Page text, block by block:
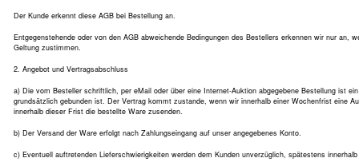
Der Kunde erkennt diese AGB bei Bestellung an.
Entgegenstehende oder von den AGB abweichende Bedingungen des Bestellers erkennen wir nur an,
Geltung zustimmen.
2. Angebot und Vertragsabschluss
a) Die vom Besteller schriftlich, per eMail oder über eine Internet-Auktion abgegebene Bestellung ist
grundsätzlich gebunden ist. Der Vertrag kommt zustande, wenn wir innerhalb einer Wochenfrist eine
innerhalb dieser Frist die bestellte Ware zusenden.
b) Der Versand der Ware erfolgt nach Zahlungseingang auf unser angegebenes Konto.
c) Eventuell auftretenden Lieferschwierigkeiten werden dem Kunden unverzüglich, spätestens